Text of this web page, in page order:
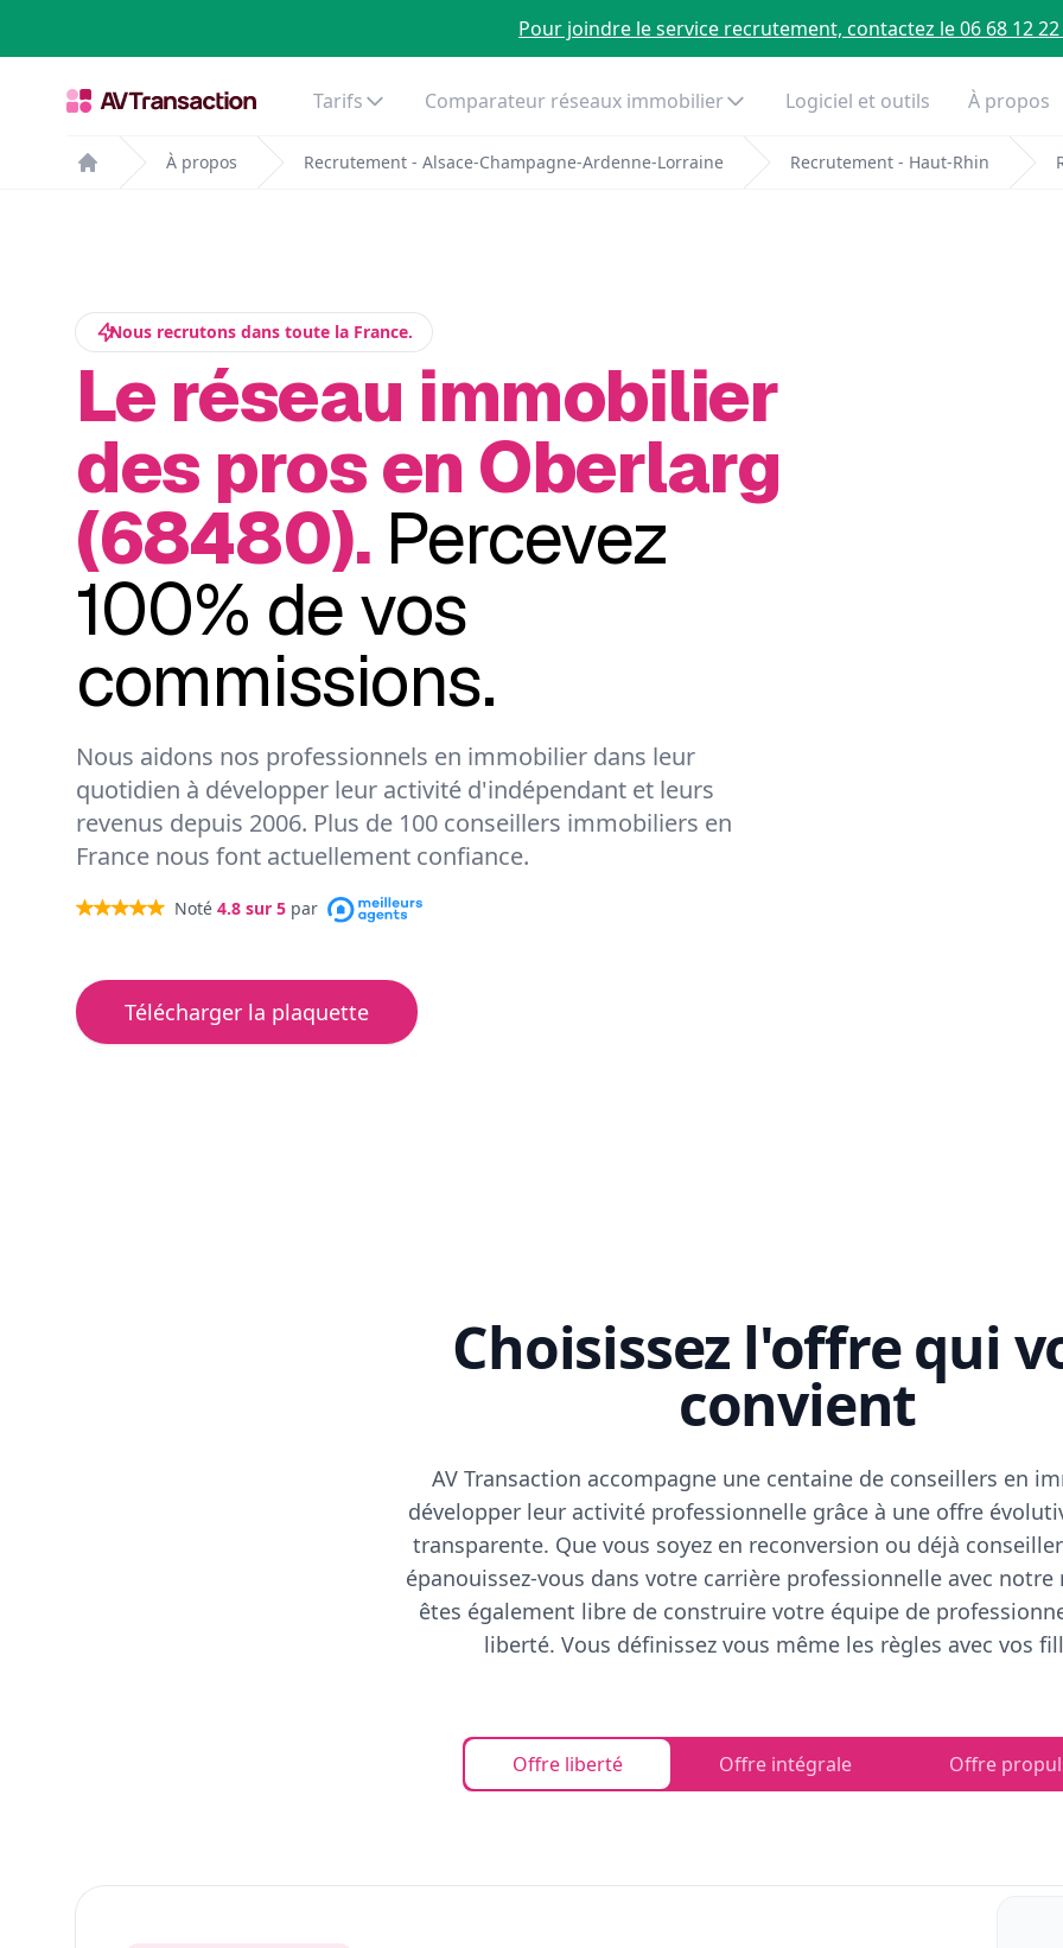
Pour joindre le service recrutement, contactez le 06 68 12 22
Tarifs Comparateur réseaux immobilier Logiciel et outils À propos
Home
À propos Recrutement - Alsace-Champagne-Ardenne-Lorraine Recrutement - Haut-Rhin
Nous recrutons dans toute la France.
Le réseau immobilier
des pros en Oberlarg
(68480). Percevez
100% de vos
commissions.
Nous aidons nos professionnels en immobilier dans leur
quotidien à développer leur activité d'indépendant et leurs
revenus depuis 2006. Plus de 100 conseillers immobiliers en
France nous font actuellement confiance.
Noté 4.8 sur 5 par
Télécharger la plaquette
Choisissez l'offre qui
convient
AV Transaction accompagne une centaine de conseillers en
développer leur activité professionnelle grâce à une offre
transparente. Que vous soyez en reconversion ou déjà
épanouissez-vous dans votre carrière professionnelle avec notre
êtes également libre de construire votre équipe de
liberté. Vous définissez vous même les règles avec vos
Offre liberté Offre intégrale Offre